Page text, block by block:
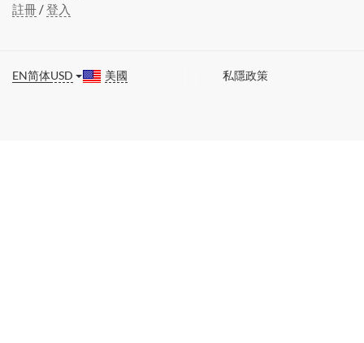
註冊/登入
EN简体USD 美國 私隱政策